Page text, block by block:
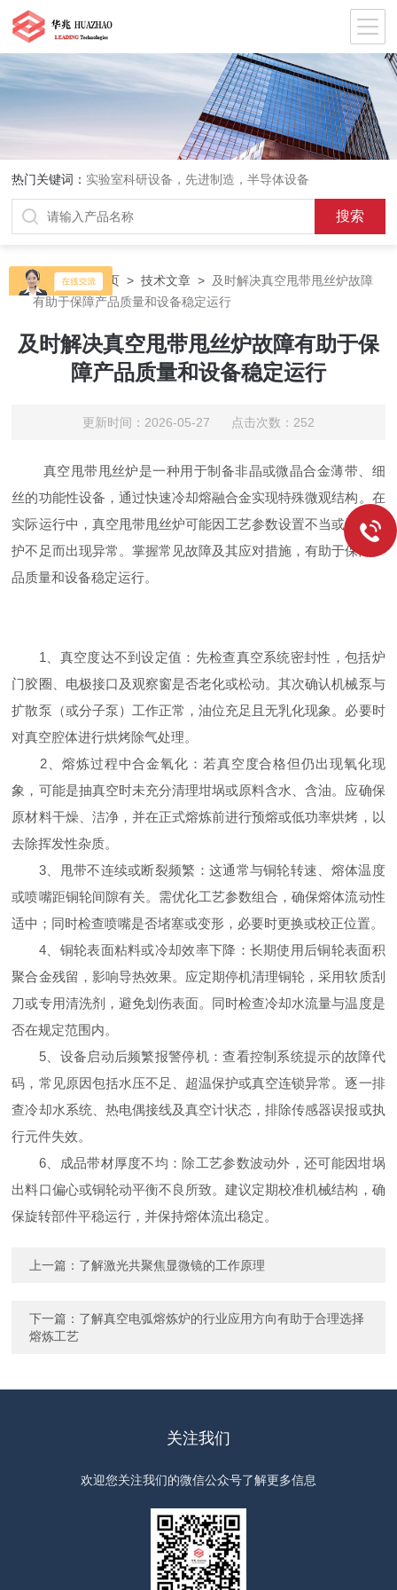
热门关键词： 实验室科研设备，先进制造，半导体设备
当前位置：首页 >技术文章 > 及时解决真空甩带甩丝炉故障
有助于保障产品质量和设备稳定运行
及时解决真空甩带甩丝炉故障有助于保
障产品质量和设备稳定运行
更新时间：2026-05-27 点击次数：252
真空甩带甩丝炉是一种用于制备非晶或微晶合金薄带、细
丝的功能性设备，通过快速冷却熔融合金实现特殊微观结构。在
实际运行中，真空甩带甩丝炉可能因工艺参数设置不当或设备维
护不足而出现异常。掌握常见故障及其应对措施，有助于保障产
品质量和设备稳定运行。
1、真空度达不到设定值：先检查真空系统密封性，包括炉
门胶圈、电极接口及观察窗是否老化或松动。其次确认机械泵与
扩散泵（或分子泵）工作正常，油位充足且无乳化现象。必要时
对真空腔体进行烘烤除气处理。
2、熔炼过程中合金氧化：若真空度合格但仍出现氧化现
象，可能是抽真空时未充分清理坩埚或原料含水、含油。应确保
原材料干燥、洁净，并在正式熔炼前进行预熔或低功率烘烤，以
去除挥发性杂质。
3、甩带不连续或断裂频繁：这通常与铜轮转速、熔体温度
或喷嘴距铜轮间隙有关。需优化工艺参数组合，确保熔体流动性
适中；同时检查喷嘴是否堵塞或变形，必要时更换或校正位置。
4、铜轮表面粘料或冷却效率下降：长期使用后铜轮表面积
聚合金残留，影响导热效果。应定期停机清理铜轮，采用软质刮
刀或专用清洗剂，避免划伤表面。同时检查冷却水流量与温度是
否在规定范围内。
5、设备启动后频繁报警停机：查看控制系统提示的故障代
码，常见原因包括水压不足、超温保护或真空连锁异常。逐一排
查冷却水系统、热电偶接线及真空计状态，排除传感器误报或执
行元件失效。
6、成品带材厚度不均：除工艺参数波动外，还可能因坩埚
出料口偏心或铜轮动平衡不良所致。建议定期校准机械结构，确
保旋转部件平稳运行，并保持熔体流出稳定。
上一篇： 了解激光共聚焦显微镜的工作原理
下一篇： 了解真空电弧熔炼炉的行业应用方向有助于合理选择
熔炼工艺
关注我们
欢迎您关注我们的微信公众号了解更多信息